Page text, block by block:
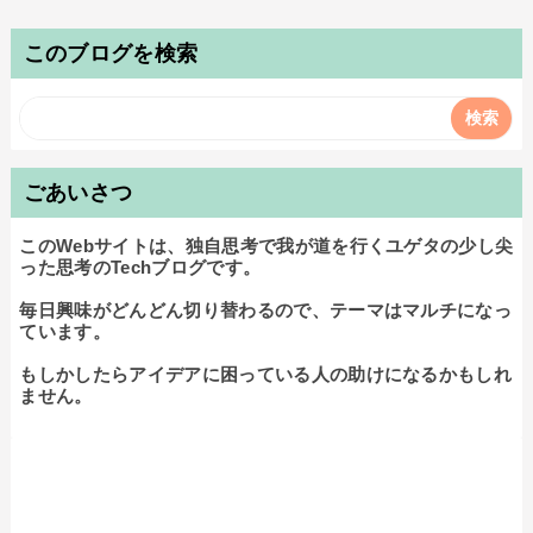
このブログを検索
ごあいさつ
このWebサイトは、独自思考で我が道を行くユゲタの少し尖
った思考のTechブログです。
毎日興味がどんどん切り替わるので、テーマはマルチになっ
ています。
もしかしたらアイデアに困っている人の助けになるかもしれ
ません。